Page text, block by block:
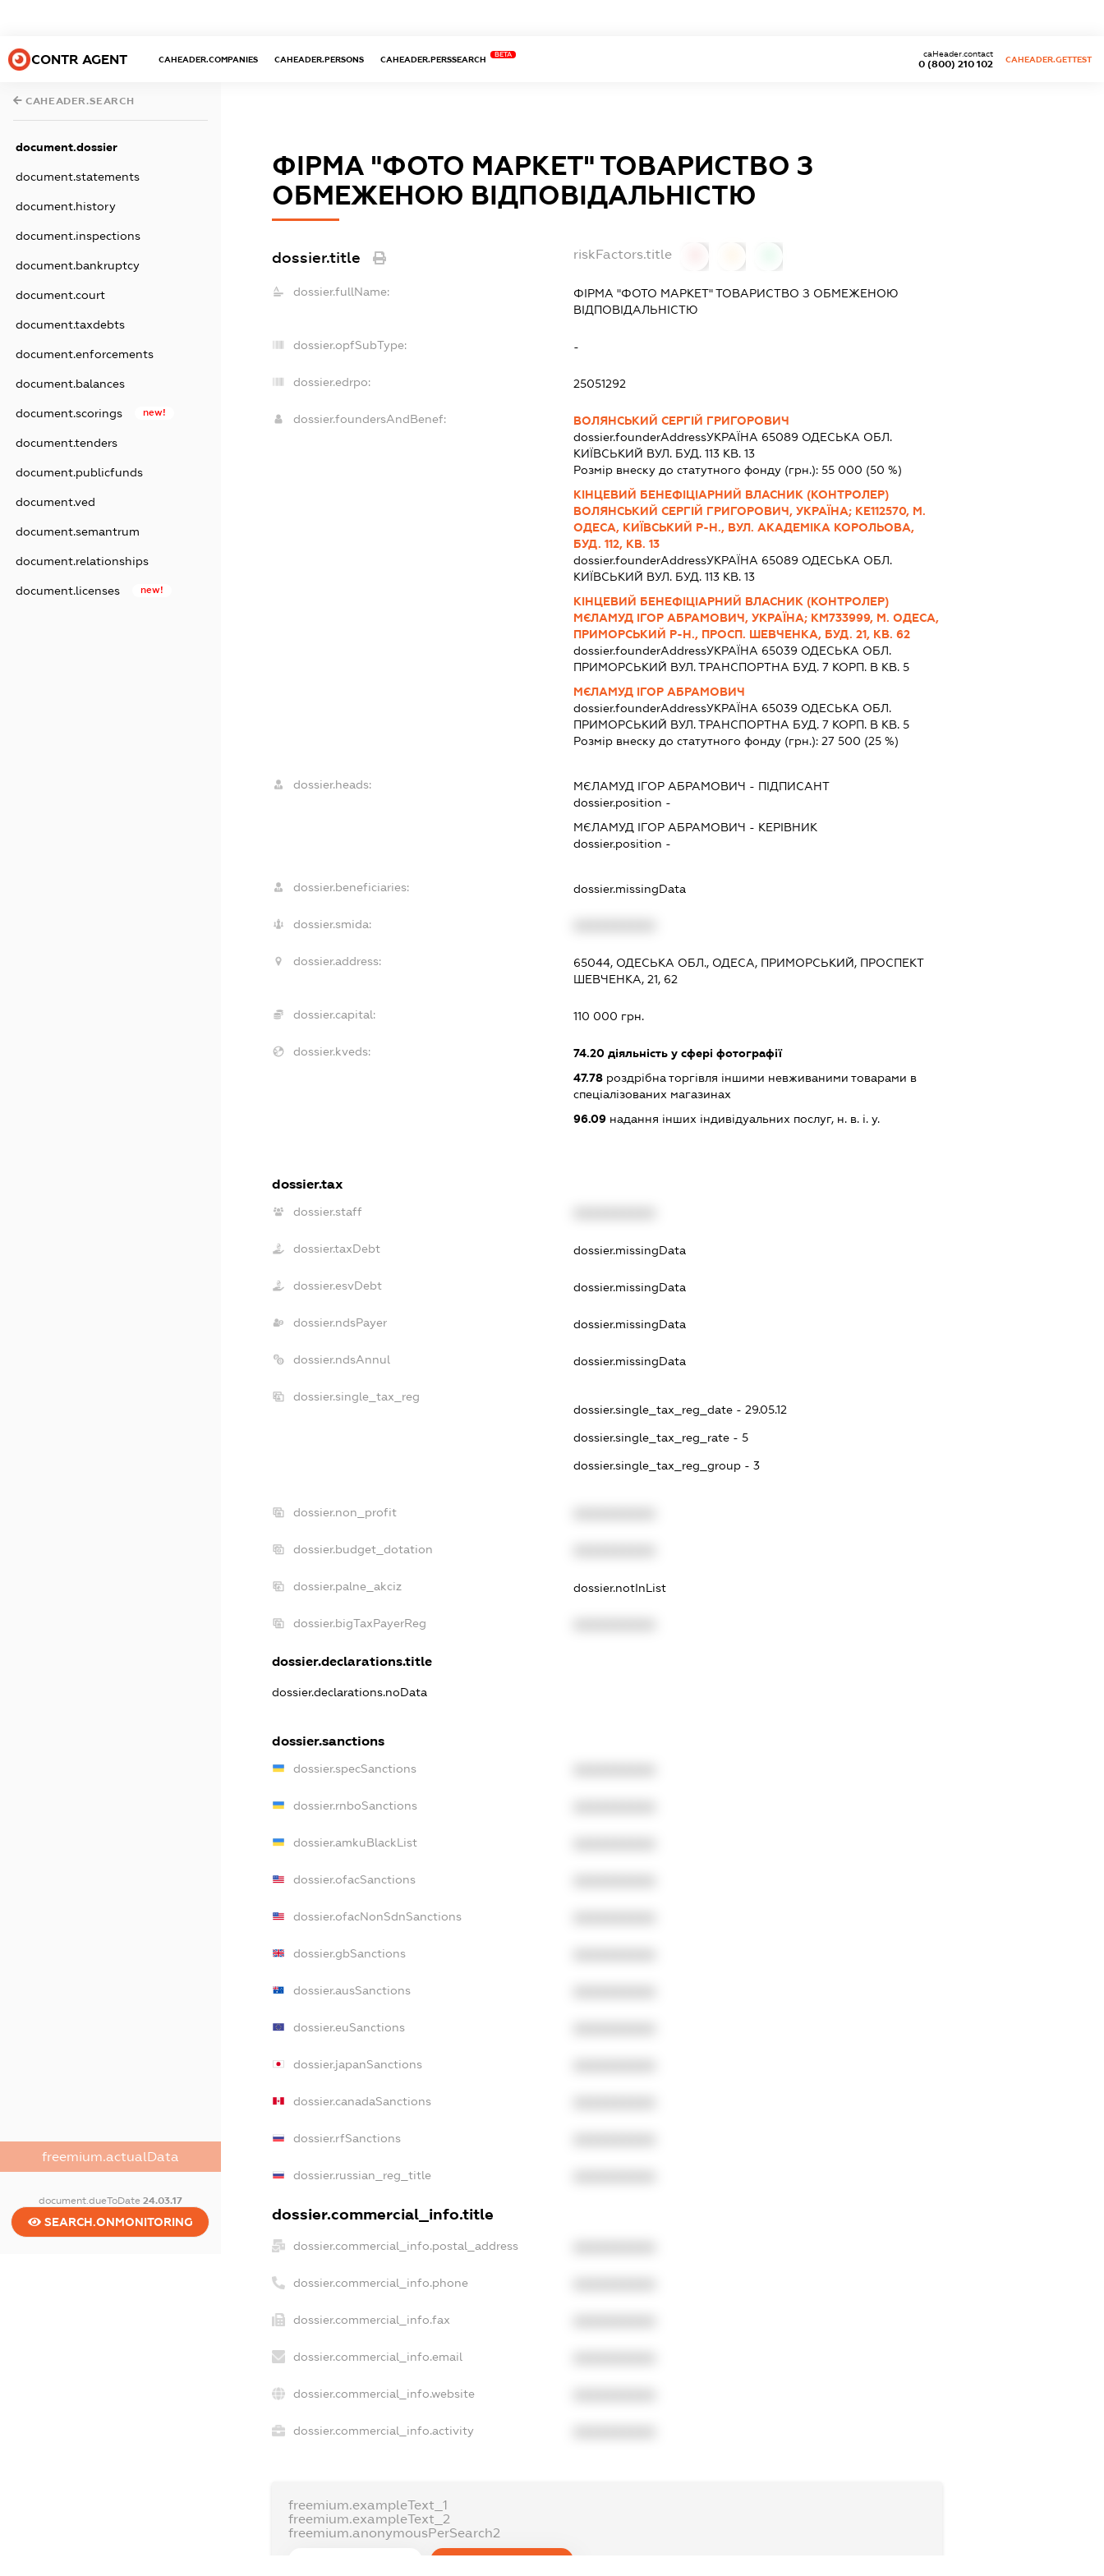
CONTR AGENT CAHEADER.COMPANIES CAHEADER.PERSONS CAHEADER.PERSSEARCH
BETA
0 (800) 210 102
caHeader.contact
CAHEADER.GETTEST
CAHEADER.SEARCH
document.dossier
document.statements
document.history
document.inspections
document.bankruptcy
document.court
document.taxdebts
document.enforcements
document.balances
document.scorings new!
document.tenders
document.publicfunds
document.ved
document.semantrum
document.relationships
document.licenses new!
freemium.actualData
document.dueToDate 24.03.17
SEARCH.ONMONITORING
ФІРМА "ФОТО МАРКЕТ" ТОВАРИСТВО З
ОБМЕЖЕНОЮ ВІДПОВІДАЛЬНІСТЮ
dossier.title riskFactors.title
dossier.fullName:
ФІРМА "ФОТО МАРКЕТ" ТОВАРИСТВО З ОБМЕЖЕНОЮ
ВІДПОВІДАЛЬНІСТЮ
dossier.opfSubType: -
dossier.edrpo: 25051292
dossier.foundersAndBenef:
ВОЛЯНСЬКИЙ СЕРГІЙ ГРИГОРОВИЧ
dossier.founderAddressУКРАЇНА 65089 ОДЕСЬКА ОБЛ.
КИЇВСЬКИЙ ВУЛ. БУД. 113 КВ. 13
Розмір внеску до статутного фонду (грн.):55 000 (50 %)
КІНЦЕВИЙ БЕНЕФІЦІАРНИЙ ВЛАСНИК (КОНТРОЛЕР)
ВОЛЯНСЬКИЙ СЕРГІЙ ГРИГОРОВИЧ, УКРАЇНА; КЕ112570, М.
ОДЕСА, КИЇВСЬКИЙ Р-Н., ВУЛ. АКАДЕМІКА КОРОЛЬОВА,
БУД. 112, КВ. 13
dossier.founderAddressУКРАЇНА 65089 ОДЕСЬКА ОБЛ.
КИЇВСЬКИЙ ВУЛ. БУД. 113 КВ. 13
КІНЦЕВИЙ БЕНЕФІЦІАРНИЙ ВЛАСНИК (КОНТРОЛЕР)
МЄЛАМУД ІГОР АБРАМОВИЧ, УКРАЇНА; КМ733999, М. ОДЕСА,
ПРИМОРСЬКИЙ Р-Н., ПРОСП. ШЕВЧЕНКА, БУД. 21, КВ. 62
dossier.founderAddressУКРАЇНА 65039 ОДЕСЬКА ОБЛ.
ПРИМОРСЬКИЙ ВУЛ. ТРАНСПОРТНА БУД. 7 КОРП. В КВ. 5
МЄЛАМУД ІГОР АБРАМОВИЧ
dossier.founderAddressУКРАЇНА 65039 ОДЕСЬКА ОБЛ.
ПРИМОРСЬКИЙ ВУЛ. ТРАНСПОРТНА БУД. 7 КОРП. В КВ. 5
Розмір внеску до статутного фонду (грн.):27 500 (25 %)
dossier.heads: МЄЛАМУД ІГОР АБРАМОВИЧ - ПІДПИСАНТ
dossier.position -
МЄЛАМУД ІГОР АБРАМОВИЧ - КЕРІВНИК
dossier.position -
dossier.beneficiaries: dossier.missingData
dossier.smida:
dossier.address:
65044, ОДЕСЬКА ОБЛ., ОДЕСА, ПРИМОРСЬКИЙ, ПРОСПЕКТ
ШЕВЧЕНКА, 21, 62
dossier.capital: 110 000 грн.
dossier.kveds: 74.20 діяльність у сфері фотографії
47.78 роздрібна торгівля іншими невживаними товарами в
спеціалізованих магазинах
96.09 надання інших індивідуальних послуг, н. в. і. у.
dossier.tax
dossier.staff
dossier.taxDebt dossier.missingData
dossier.esvDebt dossier.missingData
dossier.ndsPayer dossier.missingData
dossier.ndsAnnul dossier.missingData
dossier.single_tax_reg
dossier.single_tax_reg_date - 29.05.12
dossier.single_tax_reg_rate - 5
dossier.single_tax_reg_group - 3
dossier.non_profit
dossier.budget_dotation
dossier.palne_akciz dossier.notInList
dossier.bigTaxPayerReg
dossier.declarations.title
dossier.declarations.noData
dossier.sanctions
dossier.specSanctions
dossier.rnboSanctions
dossier.amkuBlackList
dossier.ofacSanctions
dossier.ofacNonSdnSanctions
dossier.gbSanctions
dossier.ausSanctions
dossier.euSanctions
dossier.japanSanctions
dossier.canadaSanctions
dossier.rfSanctions
dossier.russian_reg_title
dossier.commercial_info.title
dossier.commercial_info.postal_address
dossier.commercial_info.phone
dossier.commercial_info.fax
dossier.commercial_info.email
dossier.commercial_info.website
dossier.commercial_info.activity
freemium.exampleText_1
freemium.exampleText_2
freemium.anonymousPerSearch2